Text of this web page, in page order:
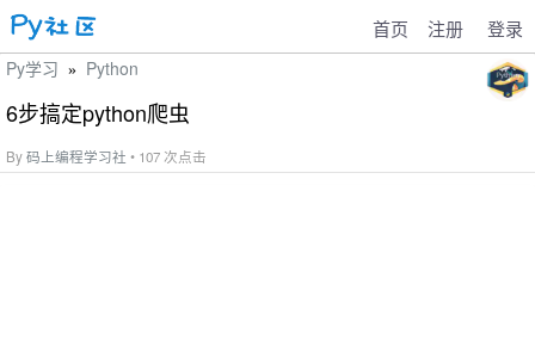
首页 注册 登录
Py学习 » Python
6步搞定python爬虫
By码上编程学习社 • 107 次点击